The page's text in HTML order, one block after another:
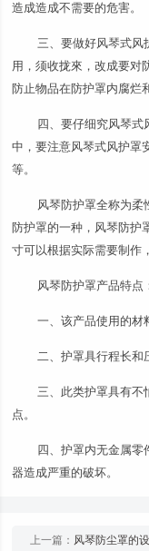
造成造成不需要的危害。
三、要做好风琴式风
用，须收拢來，改成要对
防止物品在防护罩内腐烂
四、要仔细究风琴式
中，要注意风琴式风护罩
等。
风琴防护罩全称为柔
防护罩的一种，风琴防护
寸可以根据实际需要制作
风琴防护罩产品特点
一、该产品使用的材
二、护罩具行程长和
三、此类护罩具有不
点。
四、护罩内无金属
器造成严重的破坏。
上一篇： 风琴防尘罩的